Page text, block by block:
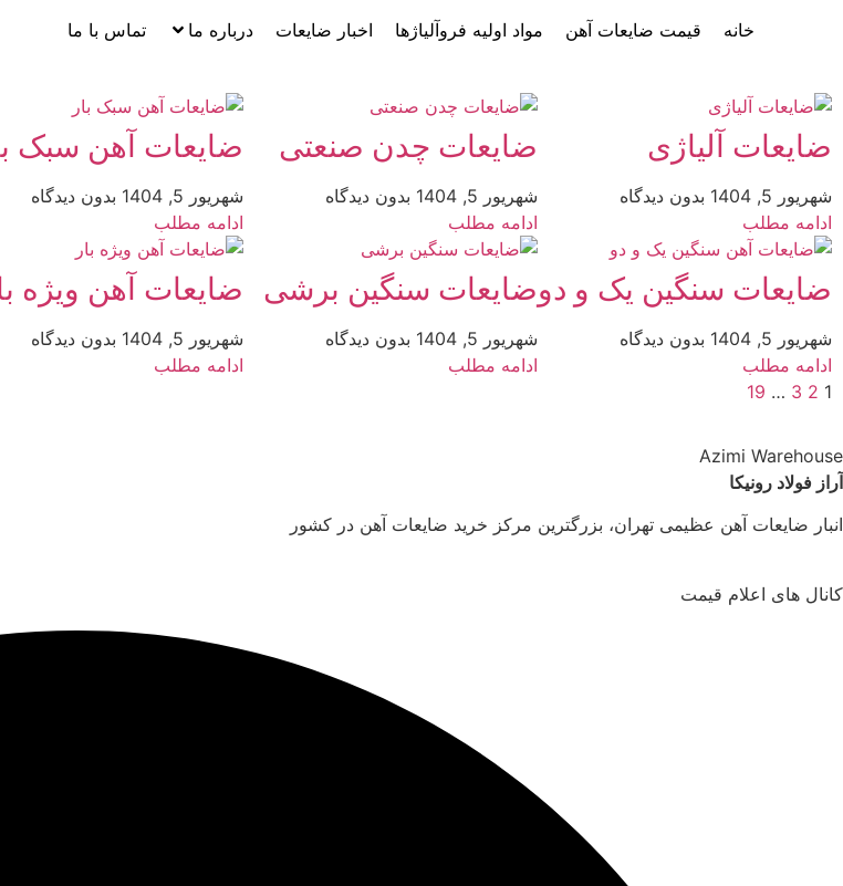
خانه قیمت ضایعات آهن مواد اولیه فروآلیاژها اخبار ضایعات درباره ما تماس با ما
ضایعات آلیاژی
شهریور 5, 1404
بدون دیدگاه
ادامه مطلب
ضایعات چدن صنعتی
شهریور 5, 1404
بدون دیدگاه
ادامه مطلب
ضایعات آهن سبک
شهریور 5, 1404
بدون دیدگاه
ادامه مطلب
ضایعات سنگین یک و دو
شهریور 5, 1404
بدون دیدگاه
ادامه مطلب
ضایعات سنگین برشی
شهریور 5, 1404
بدون دیدگاه
ادامه مطلب
ضایعات آهن ویژه
شهریور 5, 1404
بدون دیدگاه
ادامه مطلب
1
2
3
…
19
Azimi Warehouse
آراز فولاد رونیکا
انبار ضایعات آهن عظیمی تهران، بزرگترین مرکز خرید ضایعات آهن در کشور
کانال های اعلام قیمت